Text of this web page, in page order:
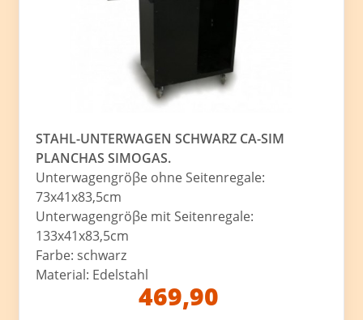
STAHL-UNTERWAGEN SCHWARZ CA-SIM
PLANCHAS SIMOGAS.
Unterwagengröβe ohne Seitenregale:
73x41x83,5cm
Unterwagengröβe mit Seitenregale:
133x41x83,5cm
Farbe: schwarz
Material: Edelstahl
469,90